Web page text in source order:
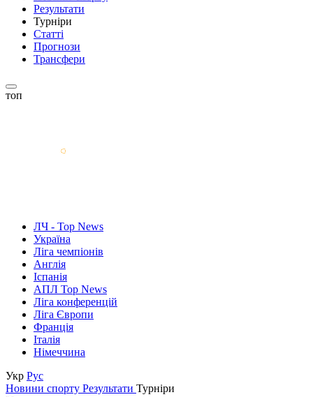
Результати
Турніри
Статті
Прогнози
Трансфери
топ
ЛЧ - Top News
Україна
Ліга чемпіонів
Англія
Іспанія
АПЛ Top News
Ліга конференцій
Ліга Європи
Франція
Італія
Німеччина
Укр Рус
Новини спорту Результати Турніри